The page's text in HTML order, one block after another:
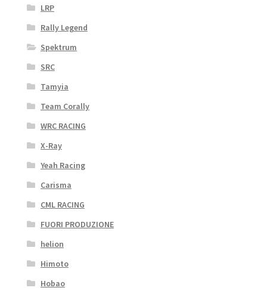
LRP
Rally Legend
Spektrum
SRC
Tamyia
Team Corally
WRC RACING
X-Ray
Yeah Racing
Carisma
CML RACING
FUORI PRODUZIONE
helion
Himoto
Hobao